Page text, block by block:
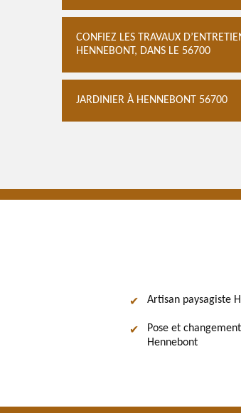
CONFIEZ LES TRAVAUX
HENNEBONT, DANS LE 56700
JARDINIER À HENNEBONT 56700
Artisan paysagiste
Pose et
Hennebont